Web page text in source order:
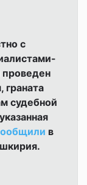
с
проведен
граната
судебной
в